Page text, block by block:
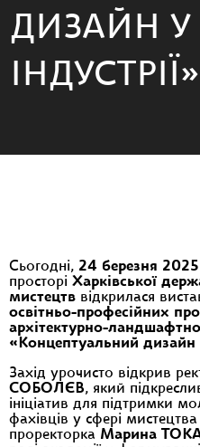
ДИЗАЙН
ІНДУСТРІЇ»
Сьогодні, 24 березня
просторі Харківської
мистецтв відкрилася
освітньо-професійних
архітектурно-
«Концептуальний дизайн
Захід урочисто відкрив
СОБОЛЄВ, який
ініціатив для підтримки
фахівців у сфері
проректорка Марина